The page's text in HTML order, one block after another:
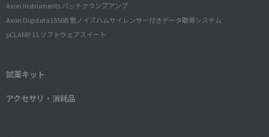
Axon Instruments パッチクランプアンプ
Axon Digidata1550B 低ノイズハムサイレンサー付きデータ取得システム
pCLAMP 11 ソフトウェアスイート
試薬キット
アクセサリ・消耗品